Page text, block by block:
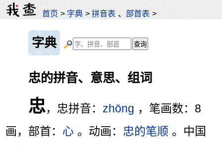
首页 > 字典 >拼音表 、部首表 >
字典
忠的拼音、意思、组词
忠，忠拼音： zhōng ，笔画数：8
画，部首： 心 。动画： 忠的笔顺 。中国